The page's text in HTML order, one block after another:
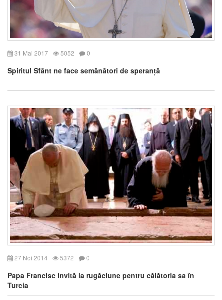
31 Mai 2017 5052 0
Spiritul Sfânt ne face semănători de speranță
27 Noi 2014 5372 0
Papa Francisc invită la rugăciune pentru călătoria sa în
Turcia